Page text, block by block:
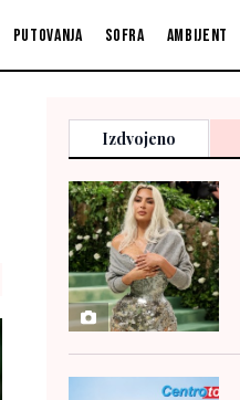
Putovanja Sofra Ambijent
Izdvojeno